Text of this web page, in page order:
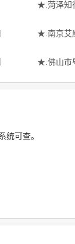
★.菏泽知
★.南京艾
★.佛山市
统可查。